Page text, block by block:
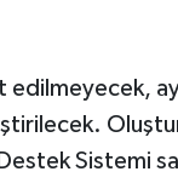
edilmeyecek,
Sistemi